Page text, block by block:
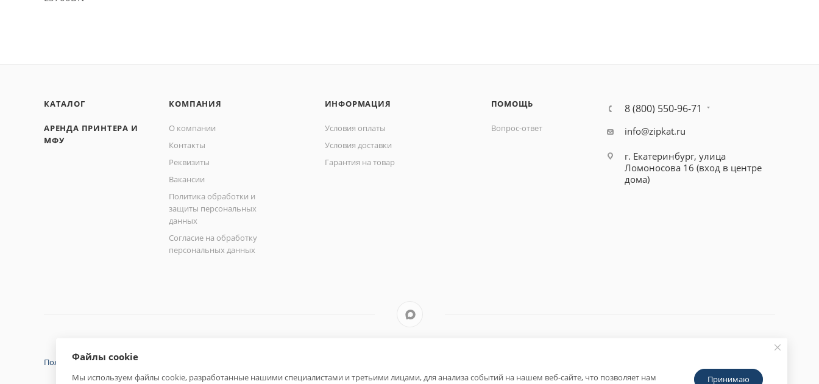
КАТАЛОГ
АРЕНДА ПРИНТЕРА И
МФУ
КОМПАНИЯ
О компании
Контакты
Реквизиты
Вакансии
Политика обработки и
защиты персональных
данных
Согласие на обработку
персональных данных
ИНФОРМАЦИЯ
Условия оплаты
Условия доставки
Гарантия на товар
ПОМОЩЬ
Вопрос-ответ
8 (800) 550-96-71
info@zipkat.ru
г. Екатеринбург, улица
Ломоносова 16 (вход в центре
дома)
Политика конфиденциальности
Файлы cookie
Мы используем файлы cookie, разработанные нашими специалистами и третьими лицами, для анализа событий на нашем веб-сайте, что позволяет нам Принимаю